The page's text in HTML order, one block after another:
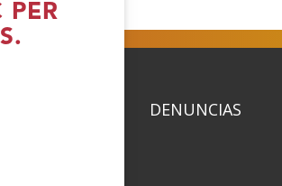
PER
en
una
DENUNCIAS